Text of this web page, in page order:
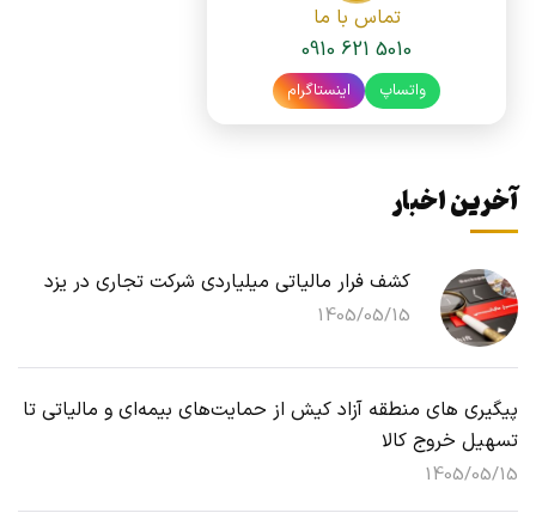
تماس با ما
0910 621 5010
واتساپ اینستاگرام
آخرین اخبار
کشف فرار مالیاتی میلیاردی شرکت تجاری در یزد
1405/05/15
پیگیری های منطقه آزاد کیش از حمایت‌های بیمه‌ای و مالیاتی تا
تسهیل خروج کالا
1405/05/15